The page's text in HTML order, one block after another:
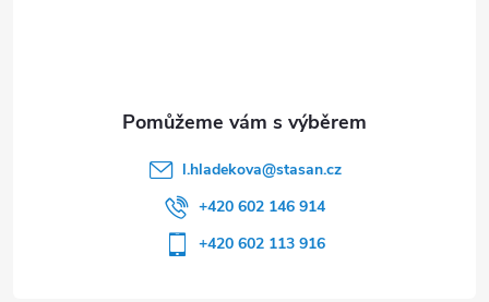
l.hladekova@stasan.cz
+420 602 146 914
+420 602 113 916